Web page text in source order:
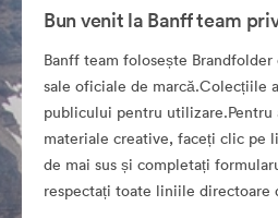
Bun venit la Banff team
Banff team folosește
sale oficiale de marcă.Colecțiile
publicului pentru
materiale creative, faceți clic pe
de mai sus și completați
respectați toate liniile directoare